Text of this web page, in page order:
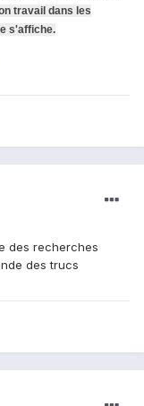
travail dans les
s'affiche.
des recherches
des trucs